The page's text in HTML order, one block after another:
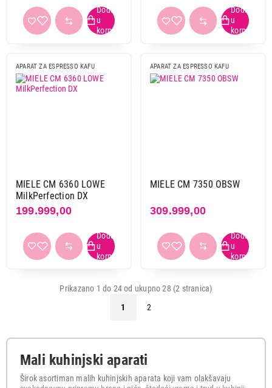
APARAT ZA ESPRESSO KAFU
MIELE CM 6360 LOWE
MilkPerfection DX
199.999,00
APARAT ZA ESPRESSO KAFU
MIELE CM 7350 OBSW
309.999,00
Prikazano 1 do 24 od ukupno 28 (2 stranica)
1
2
Mali kuhinjski aparati
Širok asortiman malih kuhinjskih aparata koji vam olakšavaju